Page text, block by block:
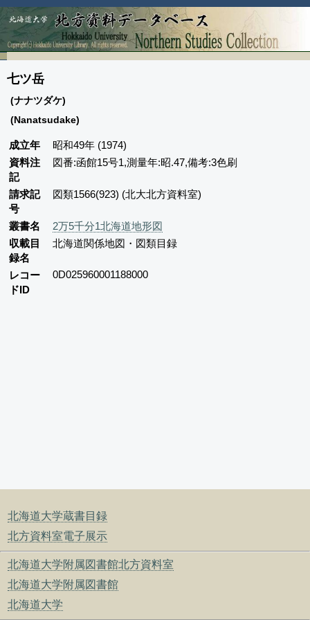
北海道大学蔵書目録
北方資料室電子展示
北海道大学附属図書館北方資料室
北海道大学附属図書館
北海道大学
七ツ岳
(ナナツダケ)
(Nanatsudake)
成立年
昭和49年 (1974)
資料注
記
図番:函館15号1,測量年:昭.47,備考:3色刷
請求記
号
図類1566(923) (北大北方資料室)
叢書名
2万5千分1北海道地形図
収載目
録名
北海道関係地図・図類目録
レコー
ドID
0D025960001188000